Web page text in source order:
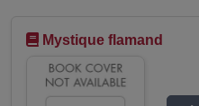
Mystique flamand